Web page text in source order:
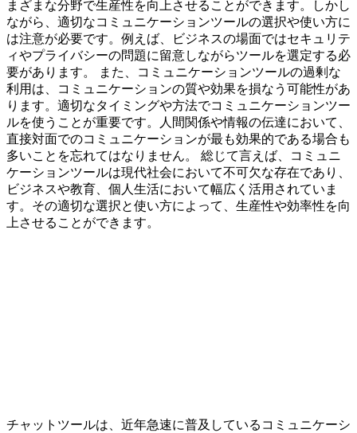
まざまな分野で生産性を向上させることができます。しかし
ながら、適切なコミュニケーションツールの選択や使い方に
は注意が必要です。例えば、ビジネスの場面ではセキュリテ
ィやプライバシーの問題に留意しながらツールを選定する必
要があります。 また、コミュニケーションツールの過剰な
利用は、コミュニケーションの質や効果を損なう可能性があ
ります。適切なタイミングや方法でコミュニケーションツー
ルを使うことが重要です。人間関係や情報の伝達において、
直接対面でのコミュニケーションが最も効果的である場合も
多いことを忘れてはなりません。 総じて言えば、コミュニ
ケーションツールは現代社会において不可欠な存在であり、
ビジネスや教育、個人生活において幅広く活用されていま
す。その適切な選択と使い方によって、生産性や効率性を向
上させることができます。
チャットツールは、近年急速に普及しているコミュニケーシ